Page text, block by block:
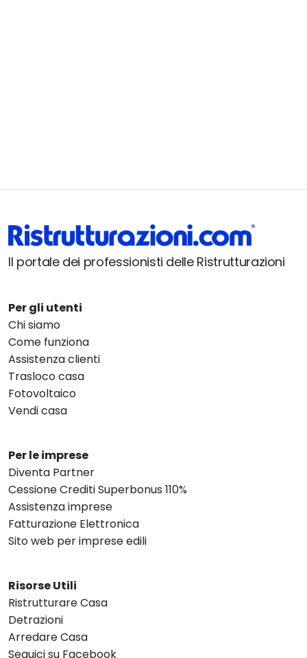
Il portale dei professionisti delle Ristrutturazioni
Per gli utenti
Chi siamo
Come funziona
Assistenza clienti
Trasloco casa
Fotovoltaico
Vendi casa
Per le imprese
Diventa Partner
Cessione Crediti Superbonus 110%
Assistenza imprese
Fatturazione Elettronica
Sito web per imprese edili
Risorse Utili
Ristrutturare Casa
Detrazioni
Arredare Casa
Seguici su Facebook